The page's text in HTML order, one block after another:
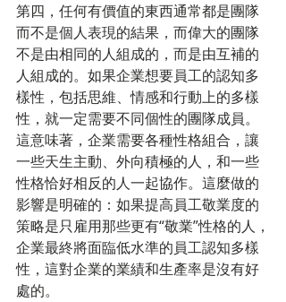
第四，任何有價值的東西通常都是團隊
而不是個人表現的結果，而偉大的團隊
不是由相同的人組成的，而是由互補的
人組成的。如果企業想要員工的認知多
樣性，包括思維、情感和行動上的多樣
性，就一定需要不同個性的團隊成員。
這意味著，企業需要各種性格組合，讓
一些天生主動、外向積極的人，和一些
性格恰好相反的人一起協作。這麼做的
影響是明確的：如果提高員工敬業度的
策略是只雇用那些更有“敬業”性格的人，
企業最終將面臨低水準的員工認知多樣
性，這對企業的業績和生產率是沒有好
處的。